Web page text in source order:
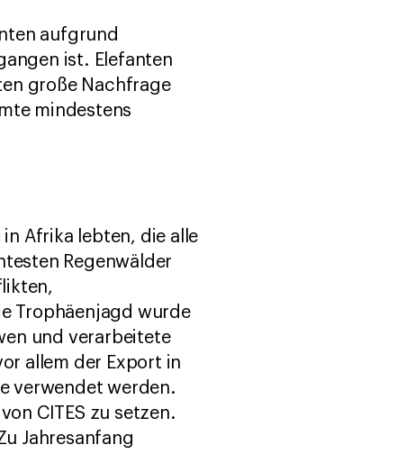
aufgrund
ist. Elefanten
große Nachfrage
mindestens
Afrika lebten, die alle
Regenwälder
Trophäenjagd wurde
und verarbeitete
allem der Export in
verwendet werden.
CITES zu setzen.
Jahresanfang